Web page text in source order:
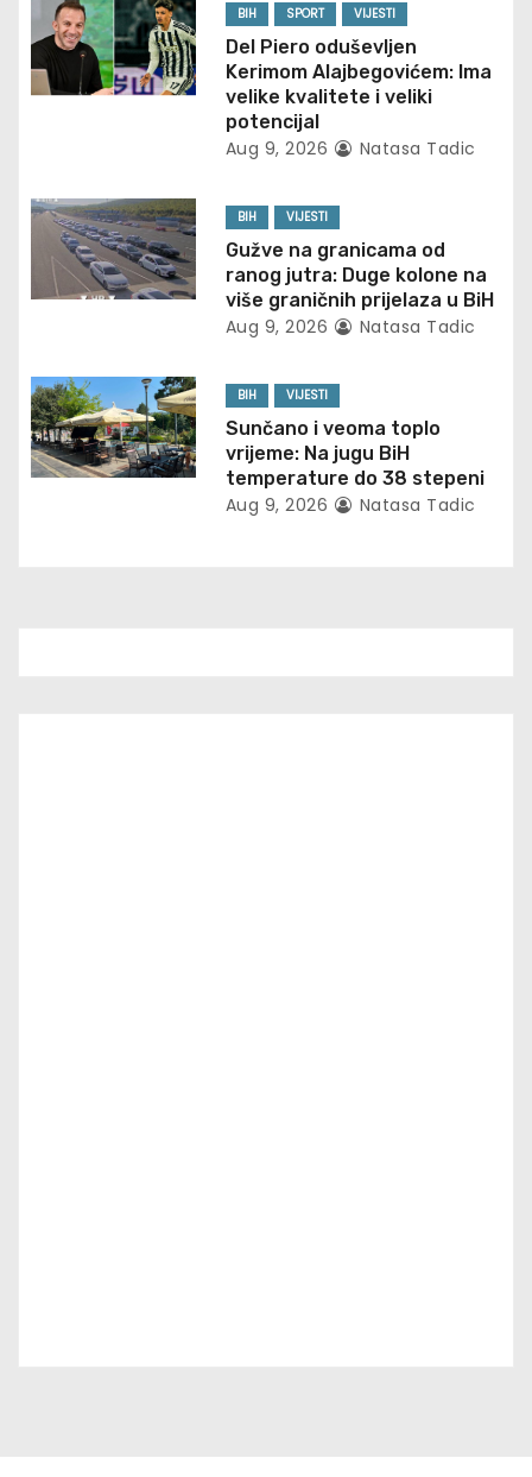
g
a
o
n
BIH SPORT VIJESTI
Del Piero oduševljen
Kerimom Alajbegovićem: Ima
velike kvalitete i veliki
potencijal
Aug 9, 2026 Natasa Tadic
BIH VIJESTI
Gužve na granicama od
ranog jutra: Duge kolone na
više graničnih prijelaza u BiH
Aug 9, 2026 Natasa Tadic
BIH VIJESTI
Sunčano i veoma toplo
vrijeme: Na jugu BiH
temperature do 38 stepeni
Aug 9, 2026 Natasa Tadic